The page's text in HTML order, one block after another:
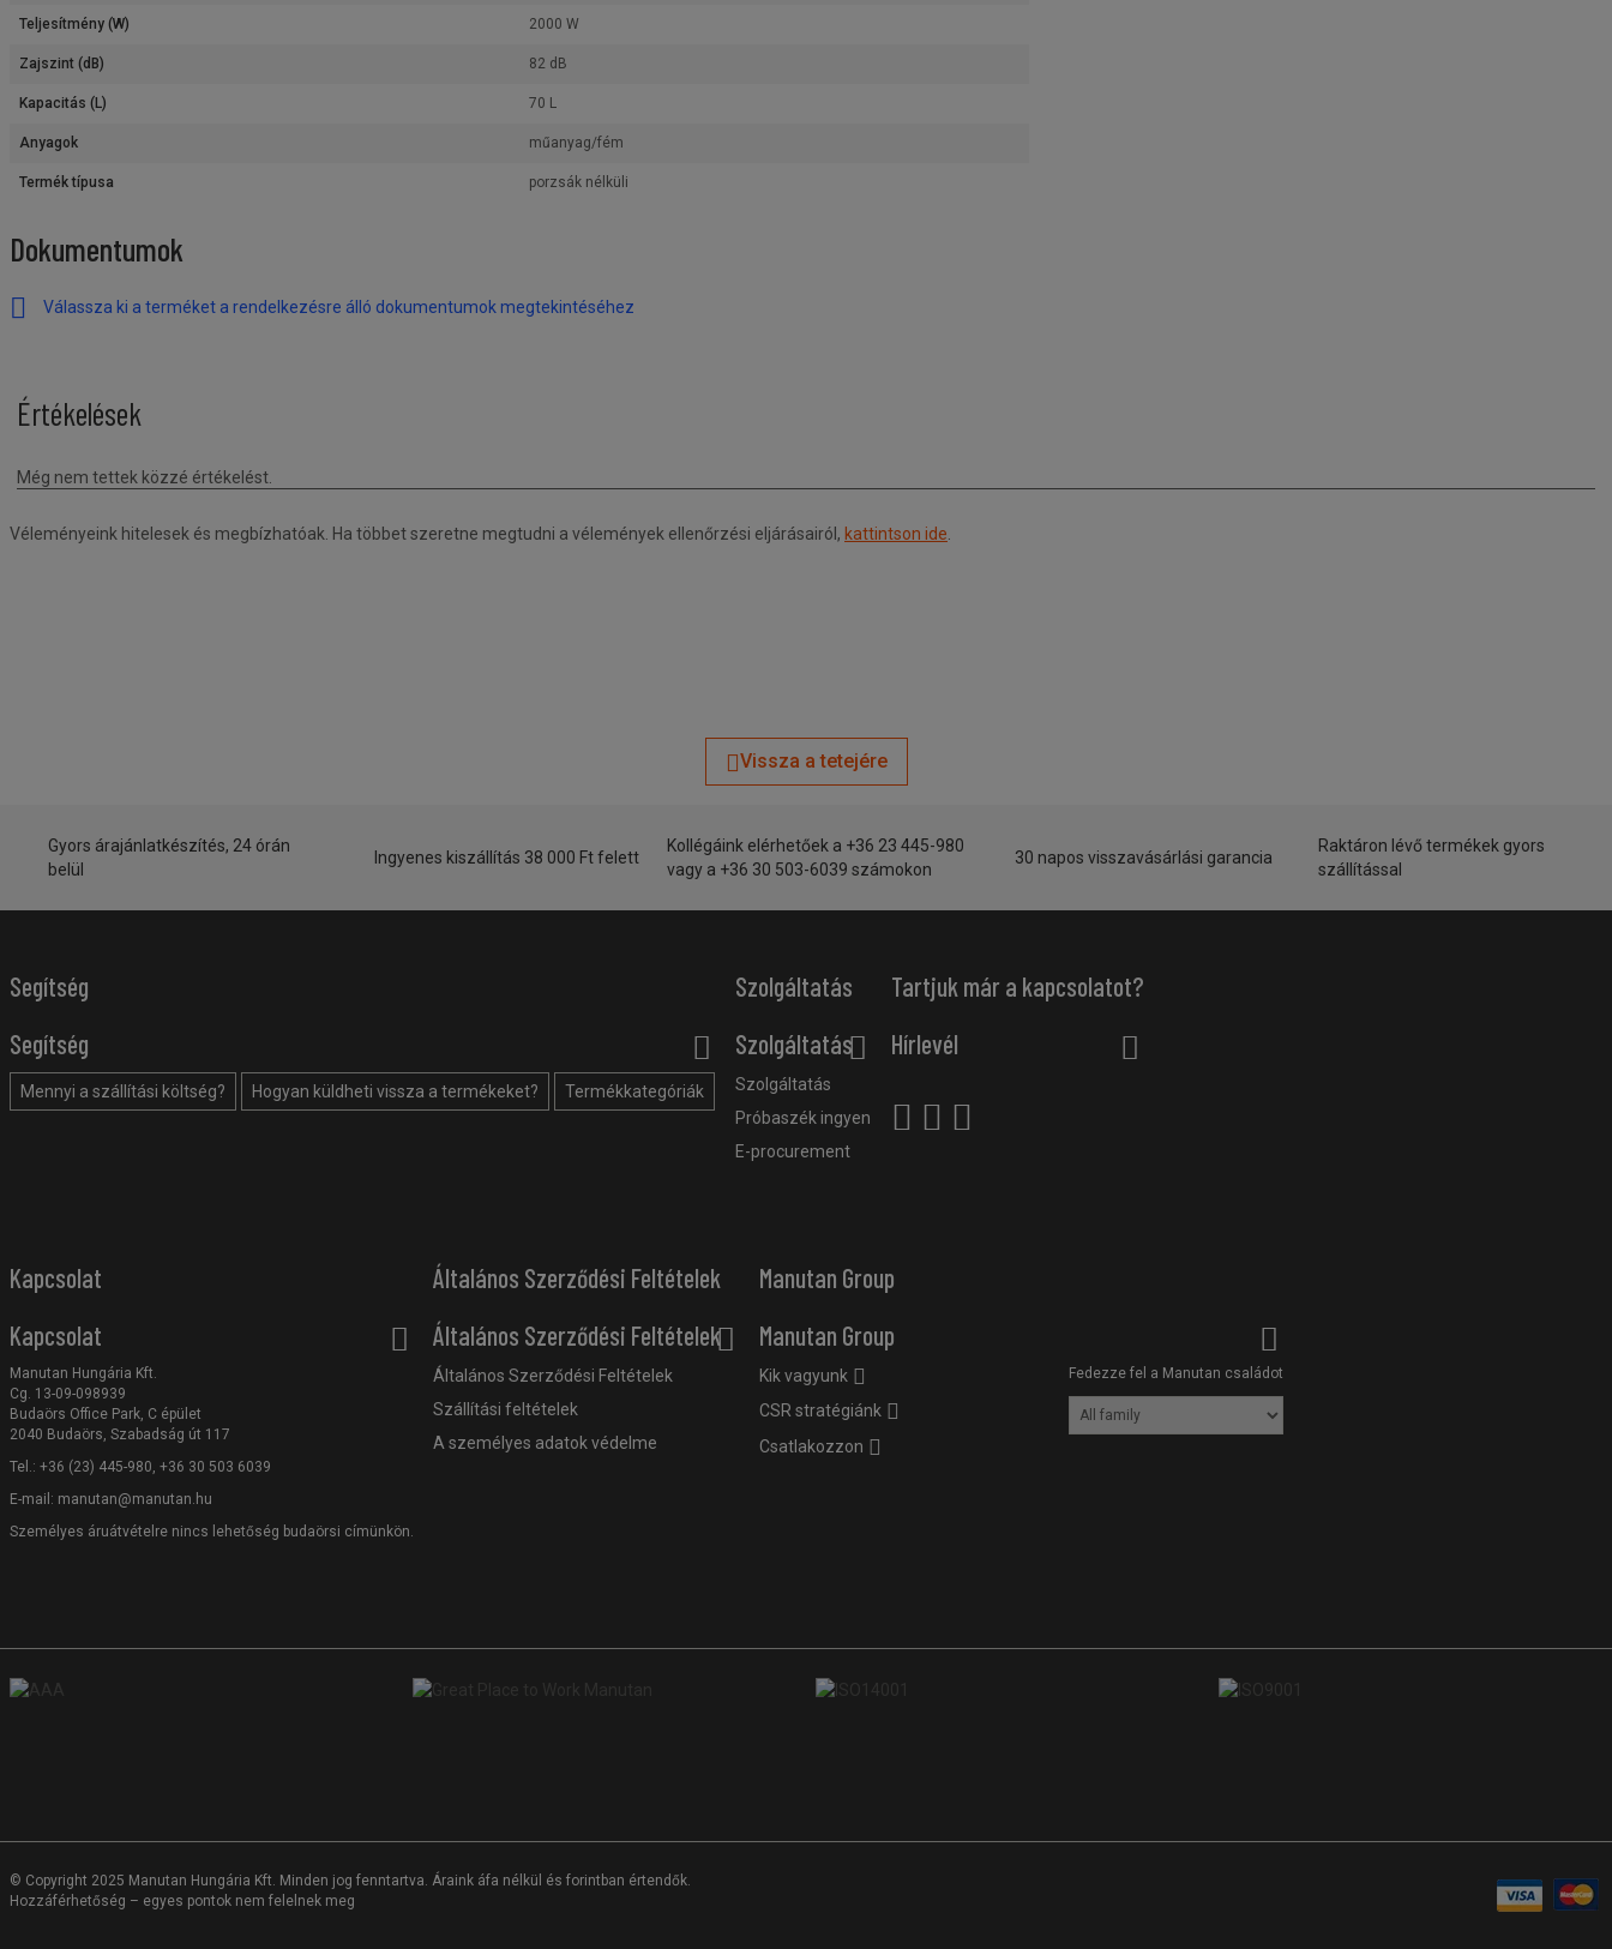
Teljesítmény (W) 2000 W
Zajszint (dB) 82 dB
Kapacitás (L) 70 L
Anyagok műanyag/fém
Termék típusa porzsák nélküli
Dokumentumok
Válassza ki a terméket a rendelkezésre álló dokumentumok megtekintéséhez
Véleményeink hitelesek és megbízhatóak. Ha többet szeretne megtudni a vélemények ellenőrzési eljárásairól, kattintson ide
Vissza a tetejére
Gyors árajánlatkészítés, 24 órán
belül
Ingyenes kiszállítás 38 000 Ft felett
Kollégáink elérhetőek a +36 23 445-980
vagy a +36 30 503-6039 számokon
30 napos visszavásárlási garancia
Raktáron lévő termékek gyors
szállítással
Segítség
Segítség
Mennyi a szállítási költség? Hogyan küldheti vissza a termékeket? Termékkategóriák
Szolgáltatás
Szolgáltatás
Szolgáltatás
Próbaszék ingyen
E-procurement
Tartjuk már a kapcsolatot?
Hírlevél
Kapcsolat
Kapcsolat
Manutan Hungária Kft.
Cg. 13-09-098939
Budaörs Office Park, C épület
2040 Budaörs, Szabadság út 117
Tel.: +36 (23) 445-980, +36 30 503 6039
E-mail: manutan@manutan.hu
Személyes áruátvételre nincs lehetőség budaörsi címünkön.
Általános Szerződési Feltételek
Általános Szerződési Feltételek
Általános Szerződési Feltételek
Szállítási feltételek
A személyes adatok védelme
Manutan Group
Manutan Group
Kik vagyunk
CSR stratégiánk
Csatlakozzon
Fedezze fel a Manutan családot
© Copyright 2025 Manutan Hungária Kft. Minden jog fenntartva. Áraink áfa nélkül és forintban értendők.
Hozzáférhetőség – egyes pontok nem felelnek meg